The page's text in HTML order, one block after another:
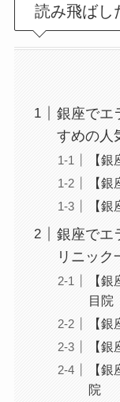
読み飛ばし
銀座でエ
すめの人
【
【
【
銀座でエ
リニック
【
目院
【
【
【
院